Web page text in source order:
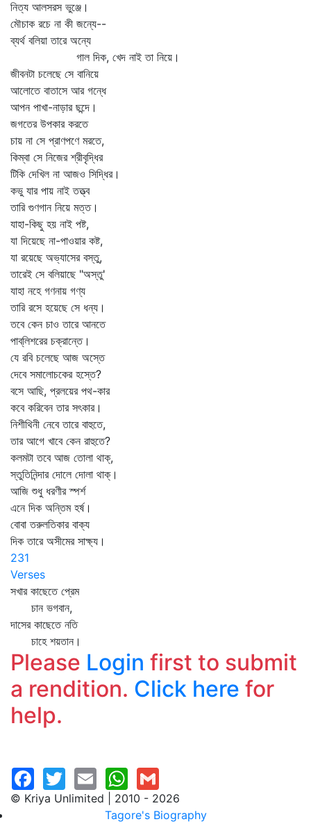
নিত্য আলসরস ভুঞ্জে।
মৌচাক রচে না কী জন্যে--
ব্যর্থ বলিয়া তারে অন্যে
গাল দিক, খেদ নাই তা নিয়ে।
জীবনটা চলেছে সে বানিয়ে
আলোতে বাতাসে আর গন্ধে
আপন পাখা-নাড়ার ছন্দে।
জগতের উপকার করতে
চায় না সে প্রাণপণে মরতে,
কিম্বা সে নিজের শ্রীবৃদ্ধির
টিকি দেখিল না আজও সিদ্ধির।
কভু যার পায় নাই তত্ত্ব
তারি গুণগান নিয়ে মত্ত।
যাহা-কিছু হয় নাই পষ্ট,
যা দিয়েছে না-পাওয়ার কষ্ট,
যা রয়েছে অভ্যাসের বস্তু,
তারেই সে বলিয়াছে "অস্তু'
যাহা নহে গণনায় গণ্য
তারি রসে হয়েছে সে ধন্য।
তবে কেন চাও তারে আনতে
পাব্‌লিশরের চক্রান্তে।
যে রবি চলেছে আজ অস্তে
দেবে সমালোচকের হস্তে?
বসে আছি, প্রলয়ের পথ-কার
কবে করিবেন তার সৎকার।
নিশীথিনী নেবে তারে বাহুতে,
তার আগে খাবে কেন রাহুতে?
কলমটা তবে আজ তোলা থাক্‌,
স্তুতিনিন্দার দোলে দোলা থাক্‌।
আজি শুধু ধরণীর স্পর্শ
এনে দিক অন্তিম হর্ষ।
বোবা তরুলতিকার বাক্য
দিক তারে অসীমের সাক্ষ্য।
231
Verses
সখার কাছেতে প্রেম
চান ভগবান,
দাসের কাছেতে নতি
চাহে শয়তান।
Please Login first to submit
a rendition. Click here for
help.
© Kriya Unlimited | 2010 - 2026
Tagore's Biography